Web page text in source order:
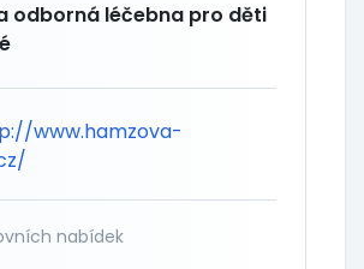
odborná léčebna pro děti
www.hamzova-
nabídek